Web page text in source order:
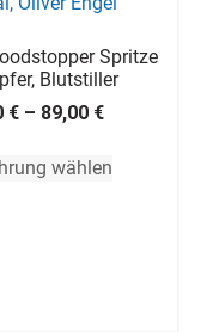
Spritze
Blutstiller
€ – 89,00 €
wählen